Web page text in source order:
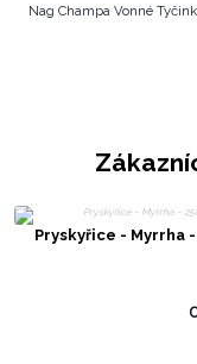
Nag Champa Vonné
Pryskyřice - Myrrha -